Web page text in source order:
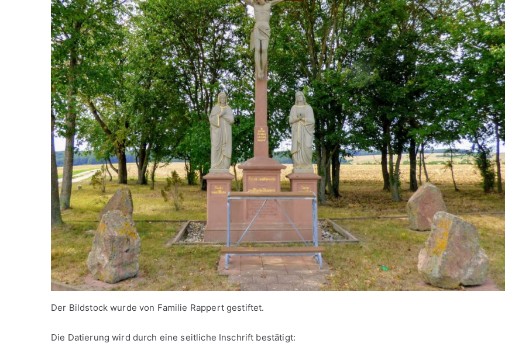
Der Bildstock wurde von Familie Rappert gestiftet.
Die Datierung wird durch eine seitliche Inschrift bestätigt: